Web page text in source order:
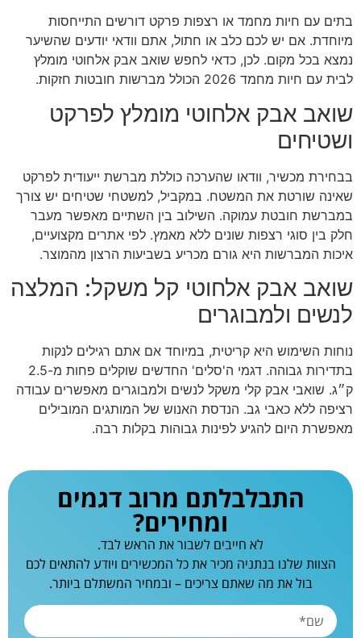
בתים עם חיות מחמד או רצפות פרקט דורשים התייחסות
מיוחדת. אם יש לכם כלב או חתול, אתם וודאי יודעים שהשיער
נמצא בכל מקום. לכן, כדאי לחפש שואב אבק אלחוטי מומלץ
לבית עם חיות מחמד 2026 הכולל מברשות חובטות חזקות.
שואב אבק אלחוטי מומלץ לפרקט
ושטיחים
בבחירת מכשיר, וודאו שהערכה כוללת מברשת ייעודית לפרקט
שאינה שורטת את המשטח. במקביל, למשטחי שטיחים יש צורך
במברשת חובטת עמוקה. השילוב בין השתיים מאפשר מעבר
חלק בין סוגי רצפות שונים ללא מאמץ. לפי אתרים מקצועיים,
איכות המברשות היא גורם מכריע בשביעות הרצון מהמוצר.
שואב אבק אלחוטי קל משקל: המלצה
לנשים ולמבוגרים
נוחות השימוש היא קריטית, במיוחד אם אתם רגילים לנקות
בתדירות גבוהה. דגמי ה'סלים' החדשים שוקלים פחות מ-2.5
ק״ג. שואבי אבק קלי משקל לנשים ולמבוגרים מאפשרים עבודה
רציפה ללא כאבי גב. הנדסת האנוש של המותגים המובילים
מאפשרת היום להגיע לפינות גבוהות בקלות רבה.
התבלבלתם מרוב דגמים
ומחירים?
לא חייבים לשבור את הראש לבד.
הצוות שלנו בנתניה מכיר את כל המכשירים ויודע להתאים לכם
בול את מה שאתם צריכים – ובמחיר המשתלם ביותר.